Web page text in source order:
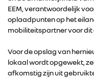
RENAULT GROUP
EEM, verantwoordelijk
oplaadpunten op het
mobiliteitspartner voor
Voor de opslag van
lokaal wordt opgewekt,
afkomstig zijn uit